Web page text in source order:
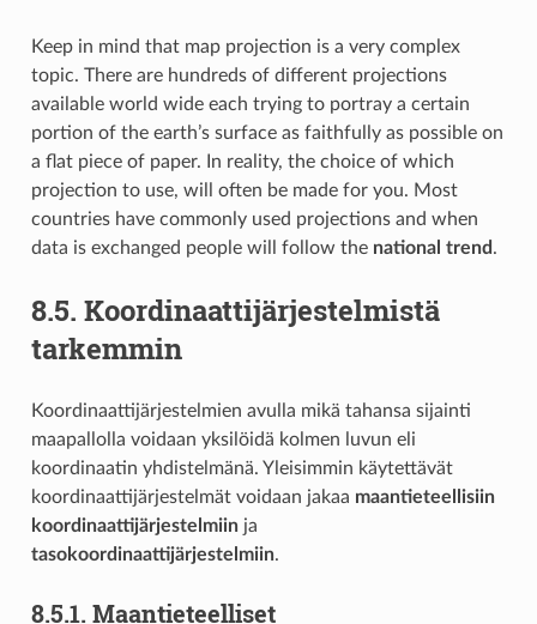
Keep in mind that map projection is a very complex
topic. There are hundreds of different projections
available world wide each trying to portray a certain
portion of the earth’s surface as faithfully as possible on
a flat piece of paper. In reality, the choice of which
projection to use, will often be made for you. Most
countries have commonly used projections and when
data is exchanged people will follow the national trend .
8.5. Koordinaattijärjestelmistä
tarkemmin
Koordinaattijärjestelmien avulla mikä tahansa sijainti
maapallolla voidaan yksilöidä kolmen luvun eli
koordinaatin yhdistelmänä. Yleisimmin käytettävät
koordinaattijärjestelmät voidaan jakaa maantieteellisiin
koordinaattijärjestelmiinja
tasokoordinaattijärjestelmiin.
8.5.1. Maantieteelliset